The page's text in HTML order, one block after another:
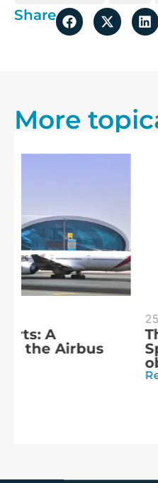
Share
More
Three eclipses
Spain at the